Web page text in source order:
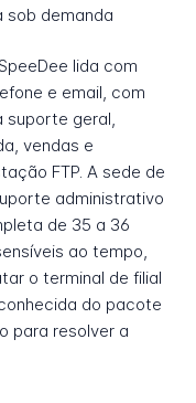
sob demanda
lida com
e email, com
suporte geral,
vendas e
FTP. A sede de
administrativo
de 35 a 36
ao tempo,
o terminal de filial
do pacote
para resolver a